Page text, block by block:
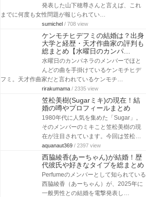
発表した山下穂尊さんと言えば、これ
までに何度も女性問題が報じられてい…
sumichel / 708 view
ケンモチヒデフミの結婚は？出身
大学と経歴・天才作曲家の評判も
総まとめ【水曜日のカンパ…
水曜日のカンパネラのメンバーでほと
んどの曲を手掛けているケンモチヒデ
フミ。天才作曲家だと言われているケンモチ…
rirakumama / 2335 view
笠松美樹(Sugarミキ)の現在！結
婚の噂やプロフィールまとめ
1980年代に人気を集めた「Sugar」。
そのメンバーのミキこと笠松美樹の現
在が注目されています。今回は笠松…
aquanaut369 / 2397 view
西脇綾香(あーちゃん)が結婚！歴
代彼氏や好きなタイプを総まとめ
Perfumeのメンバーとして知られている
西脇綾香（あーちゃん）が、2025年に
一般男性との結婚を電撃発表し…